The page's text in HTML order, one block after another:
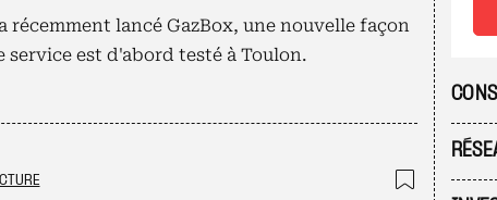
lancé GazBox, une nouvelle façon
service est d'abord testé à Toulon.